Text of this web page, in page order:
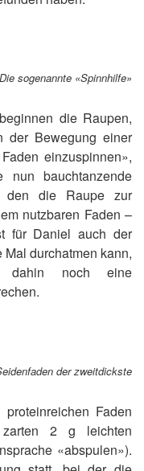
Die sogenannte «Spinnhilfe»
die Raupen,
der Bewegung einer
einzuspinnen»,
bauchtanzende
den die Raupe zur
nutzbaren Faden –
für Daniel auch der
durchatmen kann,
dahin noch eine
der zweitdickste
Faden
2 g leichten
«abspulen»).